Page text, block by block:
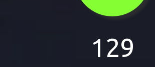
129